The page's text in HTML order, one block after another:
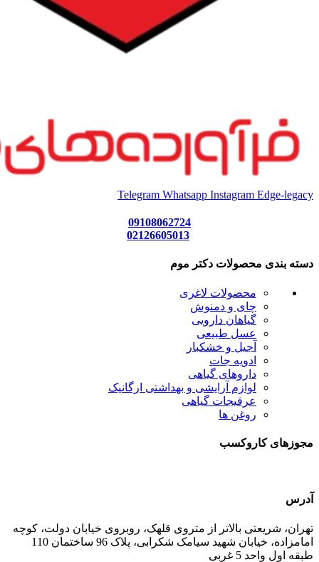
Telegram Whatsapp Instagram Edge-legacy
09108062724
02126605013
دسته بندی محصولات دکتر موم
محصولات لاغری
چای و دمنوش
گیاهان دارویی
عسل طبیعی
آجیل و خشکبار
ادویه جات
داروهای گیاهی
لوازم آرایشی و بهداشتی ارگانیک
عرقیجات گیاهی
روغن ها
مجوزهای کاروکسب
آدرس
تهران، شریعتی بالاتر از متروی قلهک، روبروی خیابان دولت، کوچه
امامزاده، خیابان شهید سیامک شکرابی، پلاک 96 ساختمان 110
طبقه اول واحد 5 غربی